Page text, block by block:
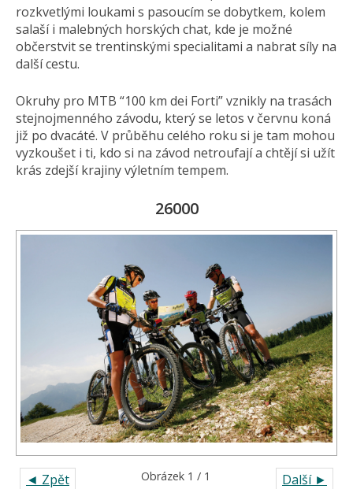
rozkvetlými loukami s pasoucím se dobytkem, kolem
salaší i malebných horských chat, kde je možné
občerstvit se trentinskými specialitami a nabrat síly na
další cestu.
Okruhy pro MTB “100 km dei Forti” vznikly na trasách
stejnojmenného závodu, který se letos v červnu koná
již po dvacáté. V průběhu celého roku si je tam mohou
vyzkoušet i ti, kdo si na závod netroufají a chtějí si užít
krás zdejší krajiny výletním tempem.
26000
◄ Zpět Další ►
Obrázek 1 / 1